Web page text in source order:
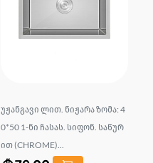
უჟანგავი ლით. ნიჟარა ზომა: 4
0*50 1-ნი ჩასას. სიფონ. საწურ
ით (CHROME)...